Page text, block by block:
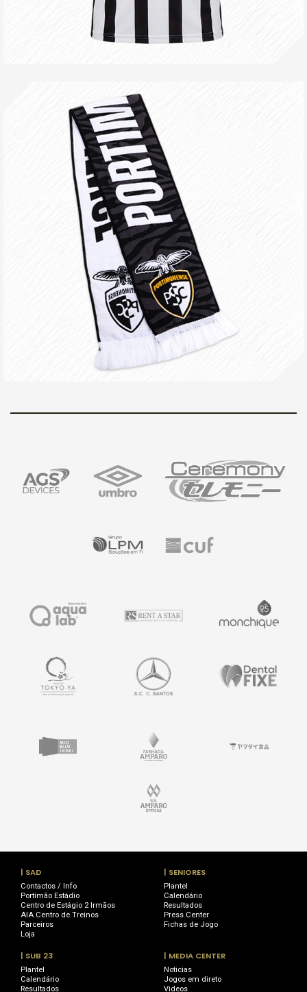
| SAD
Contactos / Info
Portimão Estádio
Centro de Estágio 2 Irmãos
AIA Centro de Treinos
Parceiros
Loja
| SENIORES
Plantel
Calendário
Resultados
Press Center
Fichas de Jogo
| SUB 23
Plantel
Calendário
Resultados
| MEDIA CENTER
Noticias
Jogos em direto
Videos